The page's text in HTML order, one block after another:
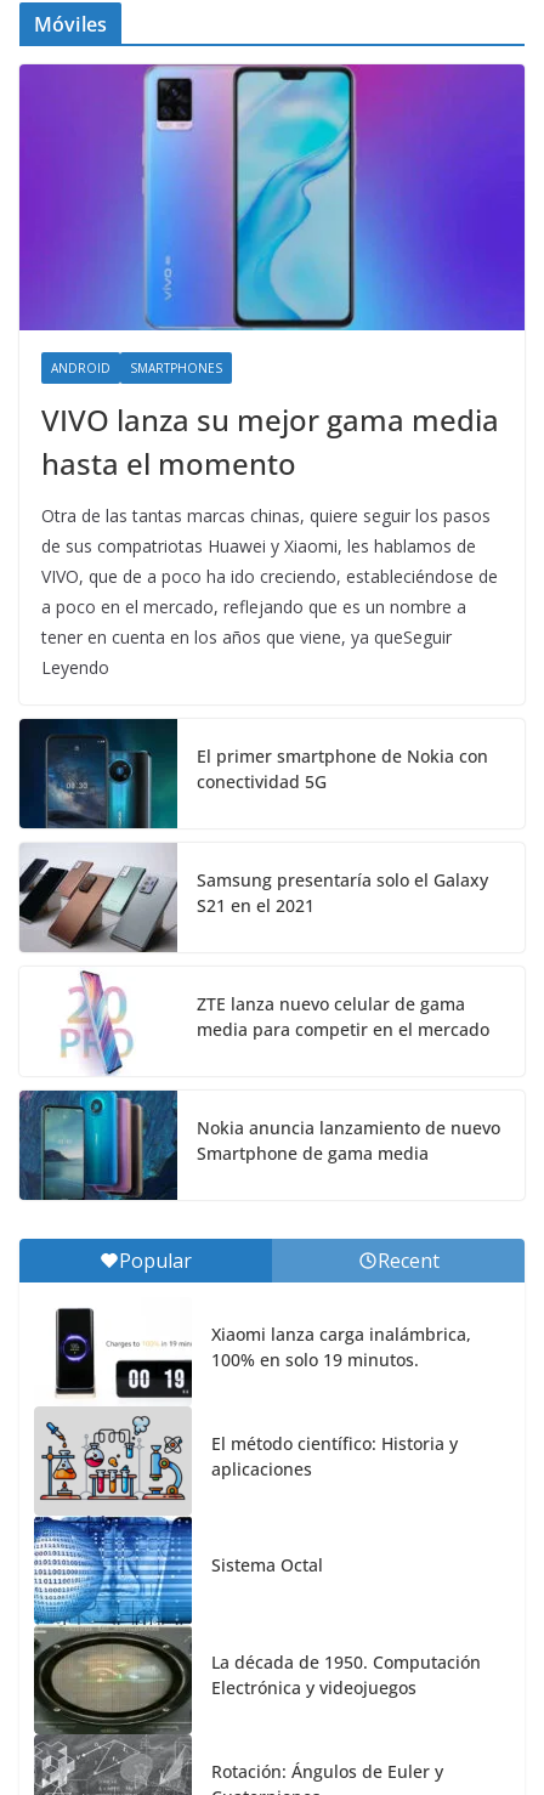
Móviles
ANDROID SMARTPHONES
VIVO lanza su mejor gama media
hasta el momento
Otra de las tantas marcas chinas, quiere seguir los pasos
de sus compatriotas Huawei y Xiaomi, les hablamos de
VIVO, que de a poco ha ido creciendo, estableciéndose de
a poco en el mercado, reflejando que es un nombre a
tener en cuenta en los años que viene, ya queSeguir
Leyendo
El primer smartphone de Nokia con
conectividad 5G
Samsung presentaría solo el Galaxy
S21 en el 2021
ZTE lanza nuevo celular de gama
media para competir en el mercado
Nokia anuncia lanzamiento de nuevo
Smartphone de gama media
Popular Recent
Xiaomi lanza carga inalámbrica,
100% en solo 19 minutos.
El método científico: Historia y
aplicaciones
Sistema Octal
La década de 1950. Computación
Electrónica y videojuegos
Rotación: Ángulos de Euler y